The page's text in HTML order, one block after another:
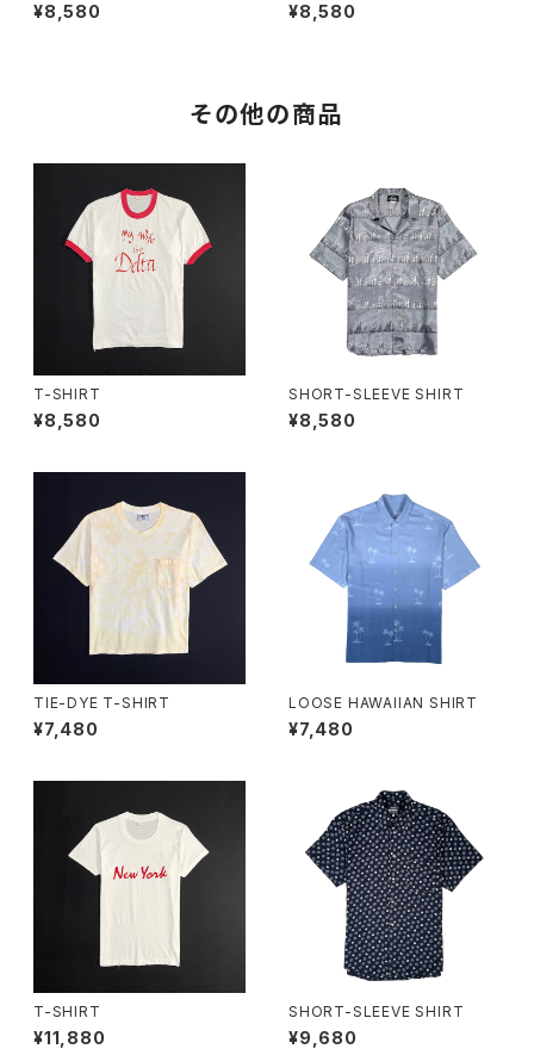
¥8,580 ¥8,580
その他の商品
T-SHIRT
¥8,580
SHORT-SLEEVE SHIRT
¥8,580
TIE-DYE T-SHIRT
¥7,480
LOOSE HAWAIIAN SHIRT
¥7,480
T-SHIRT
¥11,880
SHORT-SLEEVE SHIRT
¥9,680